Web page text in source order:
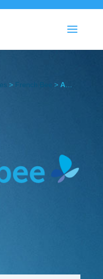
> French Bee > Actualités